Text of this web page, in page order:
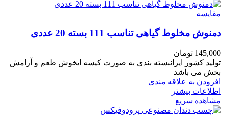
مقایسه
دمنوش مخلوط گیاهی تناسب 111 بسته 20 عددی
145,000 تومان
تولید کشور ایرانبسته بندی به صورت کیسه ایخوش طعم و آرامش
بخش می باشد
افزودن به علاقه مندی
اطلاعات بیشتر
مشاهده سریع